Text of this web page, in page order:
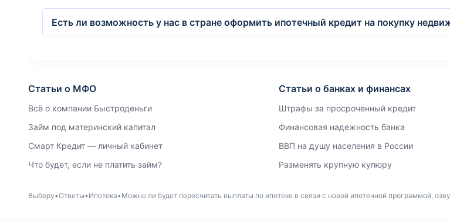
Есть ли возможность у нас в стране оформить ипотечный кредит на покупку
Статьи о МФО
Всё о компании Быстроденьги
Займ под материнский капитал
Смарт Кредит — личный кабинет
Что будет, если не платить займ?
Статьи о банках и финансах
Штрафы за просроченный кредит
Финансовая надежность банка
ВВП на душу населения в России
Разменять крупную купюру
Выберу Ответы Ипотека Можно ли будет пересчитать выплаты по ипотеке в связи с новой ипотечной программой,